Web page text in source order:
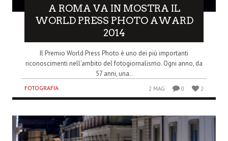
A ROMA VA IN MOSTRA IL
WORLD PRESS PHOTO AWARD
2014
Il Premio World Press Photo è uno dei più importanti
riconoscimenti nell’ambito del fotogiornalismo. Ogni anno, da
57 anni, una..
FOTOGRAFIA 2 MAG 0 2